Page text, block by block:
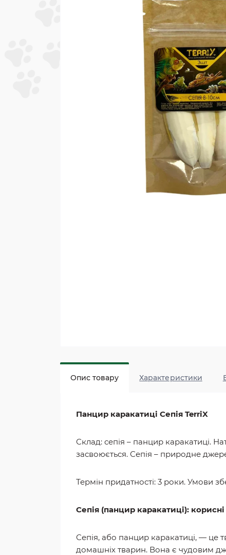
Опис товару Характеристики
Панцир каракатиці Сепія TerriX
Склад: сепія – панцир каракатиці.
засвоюється. Сепія – природне
Термін придатності: 3 роки. Умови
Сепія (панцир каракатиці):
Сепія, або панцир каракатиці, — це
домашніх тварин. Вона є чудовим